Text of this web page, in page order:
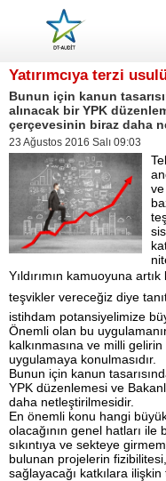
Yatırımcıya terzi
Bunun için kanun
alınacak bir YPK
çerçevesinin biraz daha
23 Ağustos 2016 Salı 09:03
Yıldırımın kamuoyuna
teşvikler vereceğiz diye
istihdam potansiyelimize
Önemli olan bu
kalkınmasına ve milli
uygulamaya konulmasıdır.
Bunun için kanun
YPK düzenlemesi ve
daha netleştirilmesidir.
En önemli konu hangi
olacağının genel hatları
sıkıntıya ve sekteye
bulunan projelerin
sağlayacağı katkılara